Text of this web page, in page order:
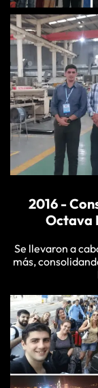
2016 -
Octava
Se llevaron a
más,